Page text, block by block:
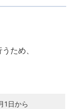
ため、
1日から